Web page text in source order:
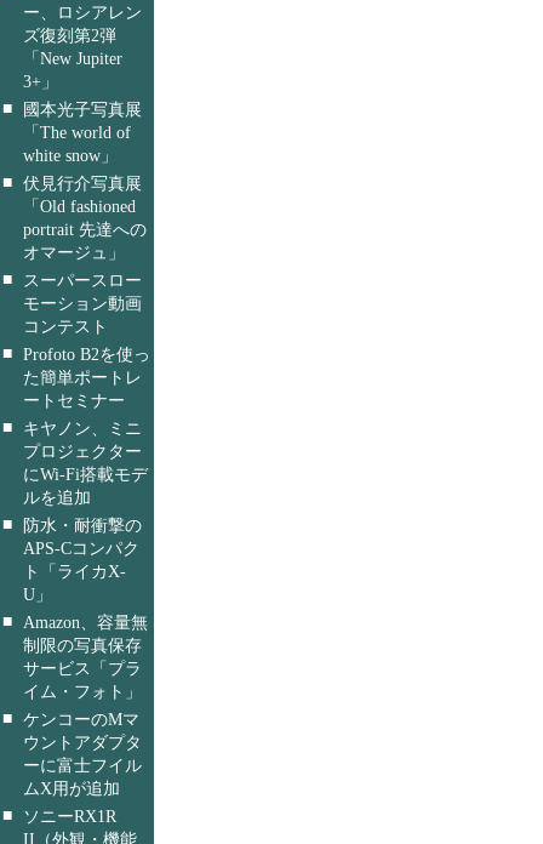
ー、ロシアレン
ズ復刻第2弾
「New Jupiter
3+」
■
國本光子写真展
「The world of
white snow」
■ 伏見行介写真展
「Old fashioned
portrait 先達への
オマージュ」
■
スーパースロー
モーション動画
コンテスト
■ Profoto B2を使っ
た簡単ポートレ
ートセミナー
■
キヤノン、ミニ
プロジェクター
にWi-Fi搭載モデ
ルを追加
■
防水・耐衝撃の
APS-Cコンパク
ト「ライカX-
U」
■
Amazon、容量無
制限の写真保存
サービス「プラ
イム・フォト」
■ ケンコーのMマ
ウントアダプタ
ーに富士フイル
ムX用が追加
■
ソニーRX1R
II（外観・機能